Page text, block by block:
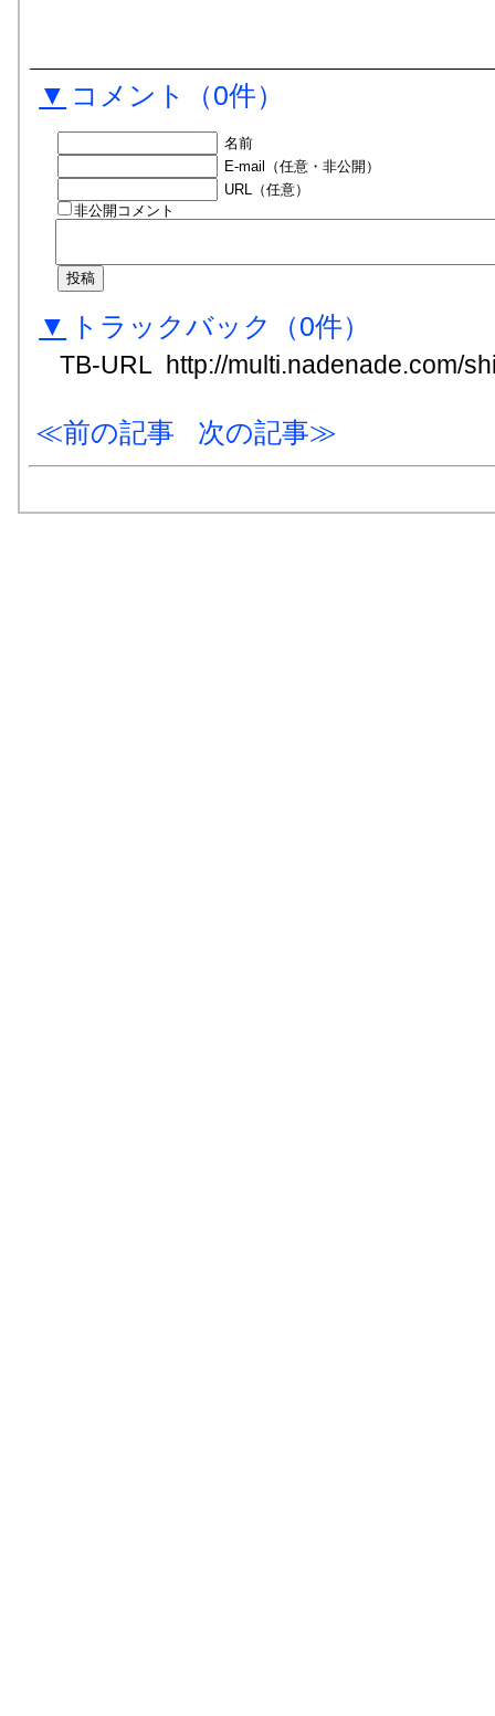
▼ コメント （0件）
名前
E-mail（任意・非公開）
URL（任意）
非公開コメント
▼ トラックバック （0件）
TB-URL http://multi.nadenade.com/
前の記事 次の記事